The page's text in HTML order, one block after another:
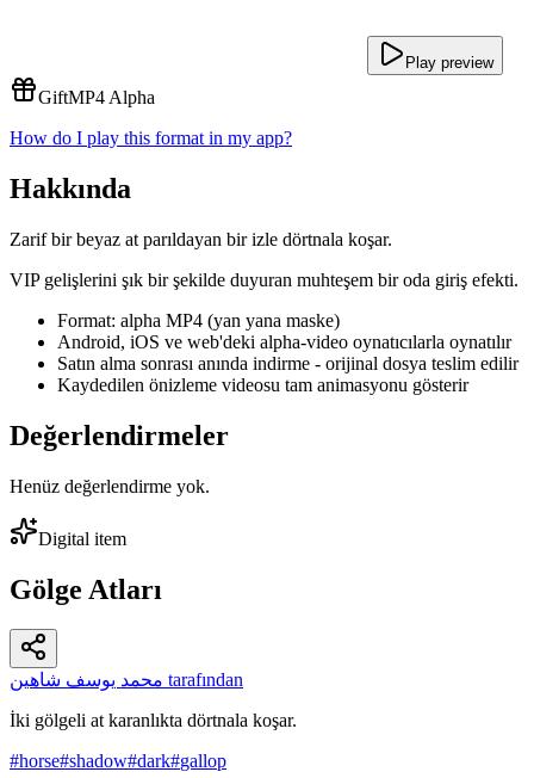
Play preview
GiftMP4 Alpha
How do I play this format in my app?
Hakkında
Zarif bir beyaz at parıldayan bir izle dörtnala koşar.
VIP gelişlerini şık bir şekilde duyuran muhteşem bir oda giriş efekti.
Format: alpha MP4 (yan yana maske)
Android, iOS ve web'deki alpha-video oynatıcılarla oynatılır
Satın alma sonrası anında indirme - orijinal dosya teslim edilir
Kaydedilen önizleme videosu tam animasyonu gösterir
Değerlendirmeler
Henüz değerlendirme yok.
Digital item
Gölge Atları
محمد يوسف شاهين tarafından
İki gölgeli at karanlıkta dörtnala koşar.
#horse#shadow#dark#gallop